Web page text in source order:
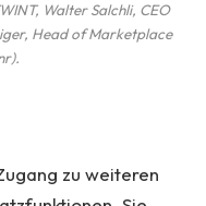
Walter Salchli, CEO
Head of Marketplace
zu weiteren